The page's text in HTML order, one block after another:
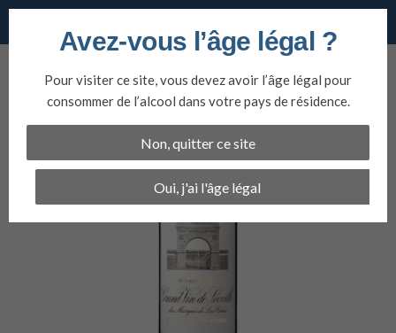
Avez-vous l’âge légal ?
Pour visiter ce site, vous devez avoir l’âge légal pour
consommer de l’alcool dans votre pays de résidence.
Non, quitter ce site
Oui, j'ai l'âge légal